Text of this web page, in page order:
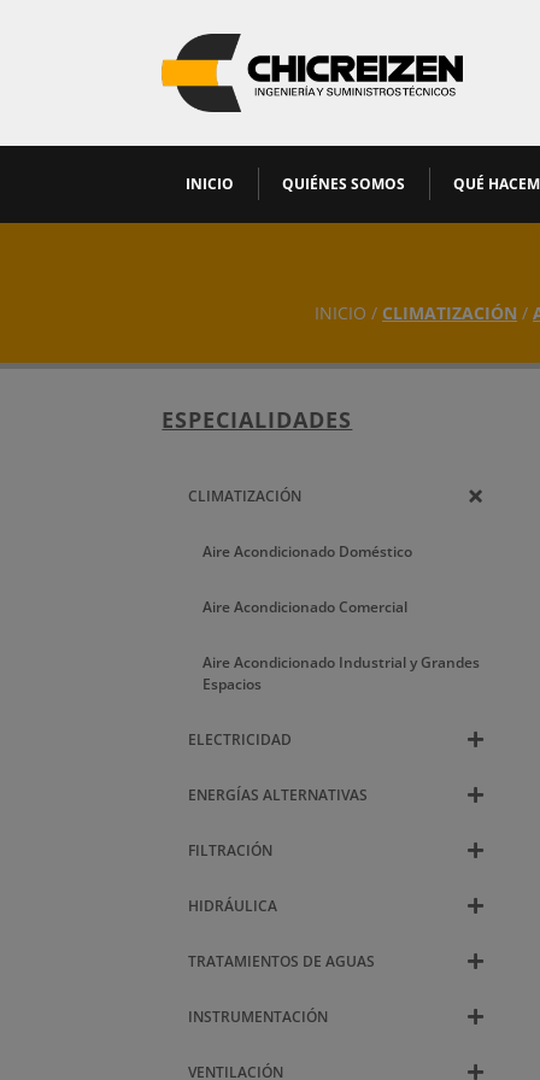
INICIO QUIÉNES SOMOS QUÉ
INICIO / CLIMATIZACIÓN /
ESPECIALIDADES
CLIMATIZACIÓN
Aire Acondicionado Doméstico
Aire Acondicionado Comercial
Aire Acondicionado Industrial y Grandes
Espacios
ELECTRICIDAD
ENERGÍAS ALTERNATIVAS
FILTRACIÓN
HIDRÁULICA
TRATAMIENTOS DE AGUAS
INSTRUMENTACIÓN
VENTILACIÓN